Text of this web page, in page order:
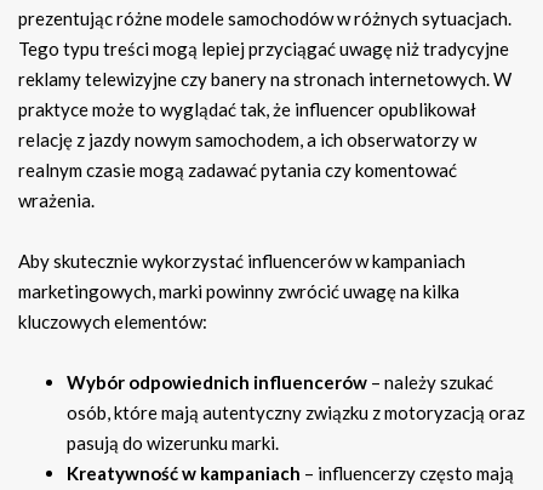
prezentując różne modele samochodów w różnych sytuacjach.
Tego typu treści mogą lepiej przyciągać uwagę niż tradycyjne
reklamy telewizyjne czy banery na stronach internetowych. W
praktyce może to wyglądać tak, że influencer opublikował
relację z jazdy nowym samochodem, a ich obserwatorzy w
realnym czasie mogą zadawać pytania czy komentować
wrażenia.
Aby skutecznie wykorzystać influencerów w kampaniach
marketingowych, marki powinny zwrócić uwagę na kilka
kluczowych elementów:
Wybór odpowiednich influencerów – należy szukać
osób, które mają autentyczny związku z motoryzacją oraz
pasują do wizerunku marki.
Kreatywność w kampaniach – influencerzy często mają